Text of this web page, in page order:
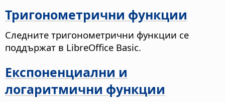
Тригонометрични функции
Следните тригонометрични функции се
поддържат в LibreOffice Basic.
Експоненциални и
логаритмични функции